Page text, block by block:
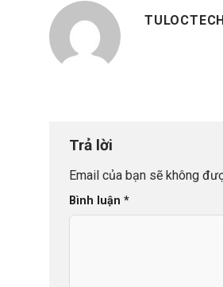
TULOCTECH
Trả lời
Email của bạn sẽ không
Bình luận *